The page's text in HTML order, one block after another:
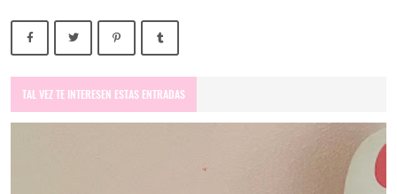
TAL VEZ TE INTERESEN ESTAS ENTRADAS